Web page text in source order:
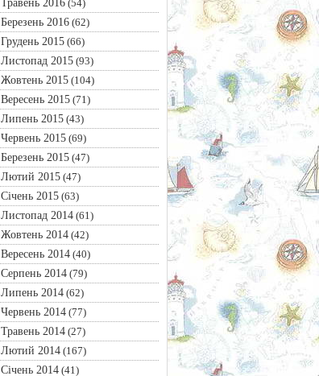
(54)
Березень 2016(62)
Грудень 2015(66)
Листопад 2015(93)
Жовтень 2015(104)
Вересень 2015(71)
Липень 2015(43)
Червень 2015(69)
Березень 2015(47)
Лютий 2015(47)
Січень 2015(63)
Листопад 2014(61)
Жовтень 2014(42)
Вересень 2014(40)
Серпень 2014(79)
Липень 2014(62)
Червень 2014(77)
Травень 2014(27)
Лютий 2014(167)
Січень 2014(41)